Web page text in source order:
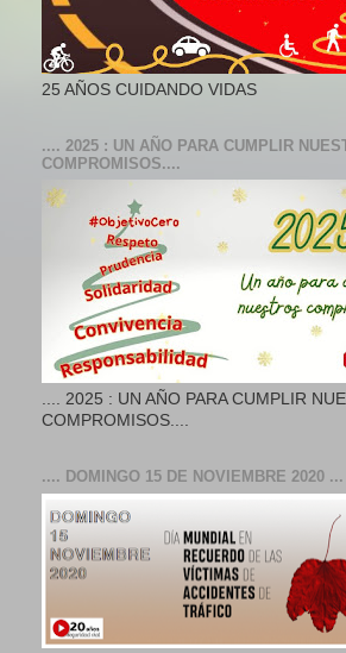
25 AÑOS CUIDANDO VIDAS
.... 2025 : UN AÑO PARA CUMPLIR
COMPROMISOS....
.... 2025 : UN AÑO PARA CUMPLIR
COMPROMISOS....
.... DOMINGO 15 DE NOVIEMBRE 2020 ...